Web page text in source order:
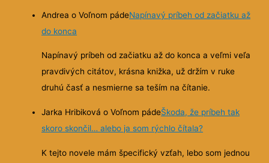
Andrea o Voľnom pádeNapínavý príbeh od začiatku až
do konca
Napínavý príbeh od začiatku až do konca a veľmi veľa
pravdivých citátov, krásna knižka, už držím v ruke
druhú časť a nesmierne sa teším na čítanie.
Jarka Hribiková o Voľnom pádeŠkoda, že príbeh tak
skoro skončil… alebo ja som rýchlo čítala?
K tejto novele mám špecifický vzťah, lebo som jednou